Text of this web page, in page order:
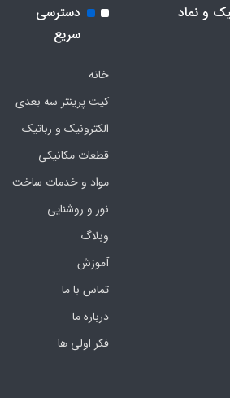
و نماد
دسترسی
سریع
خانه
کیت پرینتر سه بعدی
الکترونیک و رباتیک
قطعات مکانیکی
مواد و خدمات ساخت
نور و روشنایی
وبلاگ
آموزش
تماس با ما
درباره ما
فکر اولی ها